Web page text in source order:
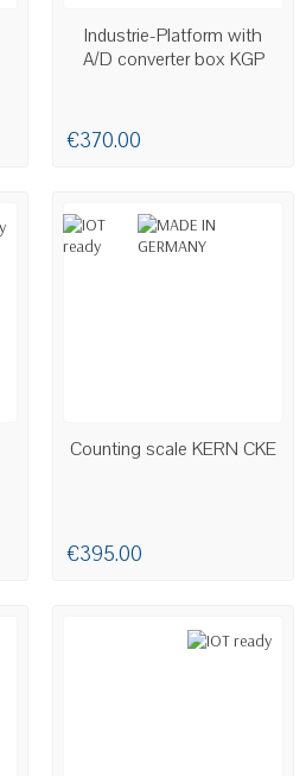
LAST ITEMS IN STOCK
Industrie-Platform with
A/D converter box KGP
€370.00
AVAILABLE
Counting scale KERN CKE
€395.00